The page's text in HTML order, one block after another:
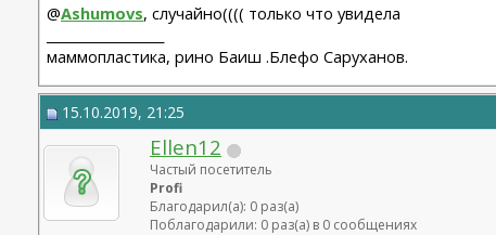
@Ashumovs, случайно(((( только что увидела
маммопластика, рино Баиш .Блефо Саруханов.
15.10.2019, 21:25
Ellen12
Частый посетитель
Profi
Благодарил(а): 0 раз(а)
Поблагодарили: 0 раз(а) в 0 сообщениях